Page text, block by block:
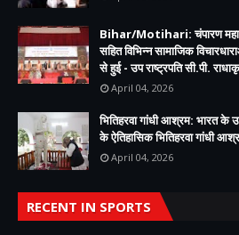
Bihar/Motihari: चंपारण महान
सहित विभिन्न सामाजिक
से हुई - उप राष्ट्रपति सी.पी.
April 04, 2026
भितिहरवा गांधी आश्रम: भारत के
के ऐतिहासिक भितिहरवा गांधी
April 04, 2026
RECENT IN SPORTS